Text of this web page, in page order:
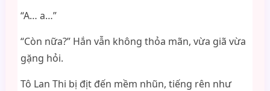
“A… a…”
“Còn nữa?” Hắn vẫn không thỏa mãn, vừa giã vừa
gặng hỏi.
Tô Lan Thi bị địt đến mềm nhũn, tiếng rên như